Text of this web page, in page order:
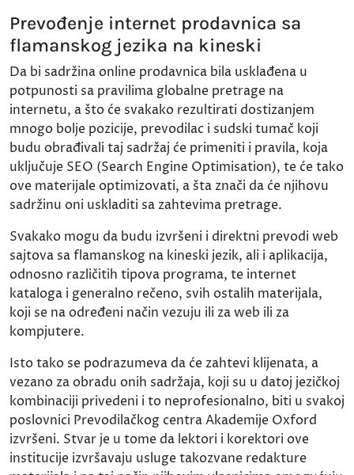
Prevođenje internet prodavnica sa
flamanskog jezika na kineski
Da bi sadržina online prodavnica bila usklađena u
potpunosti sa pravilima globalne pretrage na
internetu, a što će svakako rezultirati dostizanjem
mnogo bolje pozicije, prevodilac i sudski tumač koji
budu obrađivali taj sadržaj će primeniti i pravila, koja
uključuje SEO (Search Engine Optimisation), te će tako
ove materijale optimizovati, a šta znači da će njihovu
sadržinu oni uskladiti sa zahtevima pretrage.
Svakako mogu da budu izvršeni i direktni prevodi web
sajtova sa flamanskog na kineski jezik, ali i aplikacija,
odnosno različitih tipova programa, te internet
kataloga i generalno rečeno, svih ostalih materijala,
koji se na određeni način vezuju ili za web ili za
kompjutere.
Isto tako se podrazumeva da će zahtevi klijenata, a
vezano za obradu onih sadržaja, koji su u datoj jezičkoj
kombinaciji privedeni i to neprofesionalno, biti u svakoj
poslovnici Prevodilačkog centra Akademije Oxford
izvršeni. Stvar je u tome da lektori i korektori ove
institucije izvršavaju usluge takozvane redakture